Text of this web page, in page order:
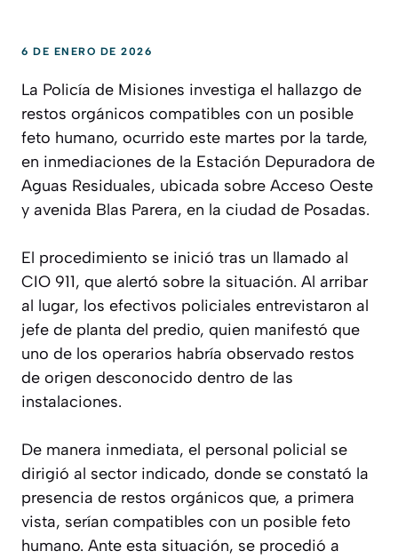
6 DE ENERO DE 2026
La Policía de Misiones investiga el hallazgo de
restos orgánicos compatibles con un posible
feto humano, ocurrido este martes por la tarde,
en inmediaciones de la Estación Depuradora de
Aguas Residuales, ubicada sobre Acceso Oeste
y avenida Blas Parera, en la ciudad de Posadas.
El procedimiento se inició tras un llamado al
CIO 911, que alertó sobre la situación. Al arribar
al lugar, los efectivos policiales entrevistaron al
jefe de planta del predio, quien manifestó que
uno de los operarios habría observado restos
de origen desconocido dentro de las
instalaciones.
De manera inmediata, el personal policial se
dirigió al sector indicado, donde se constató la
presencia de restos orgánicos que, a primera
vista, serían compatibles con un posible feto
humano. Ante esta situación, se procedió a